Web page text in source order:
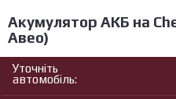
Акумулятор АКБ на
Авео)
Уточніть
автомобіль: